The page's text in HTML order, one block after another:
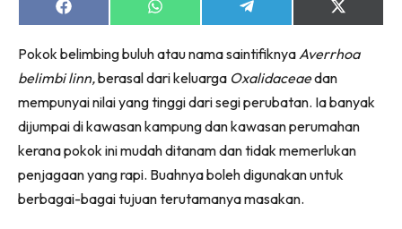
Ruang Tamu
Casa Impiana
Impiana Makeover
Makeover Ruang Selebriti
Destinasi
Kafe
Share
on
Share
on
Share
on
Share
on
(Twitter)
Pokok belimbing buluh atau nama saintifiknyaAverrhoa
belimbi linn,berasal dari keluarga Oxalidaceaedan
mempunyai nilai yang tinggi dari segi perubatan. Ia banyak
dijumpai di kawasan kampung dan kawasan perumahan
kerana pokok ini mudah ditanam dan tidak memerlukan
penjagaan yang rapi. Buahnya boleh digunakan untuk
berbagai-bagai tujuan terutamanya masakan.